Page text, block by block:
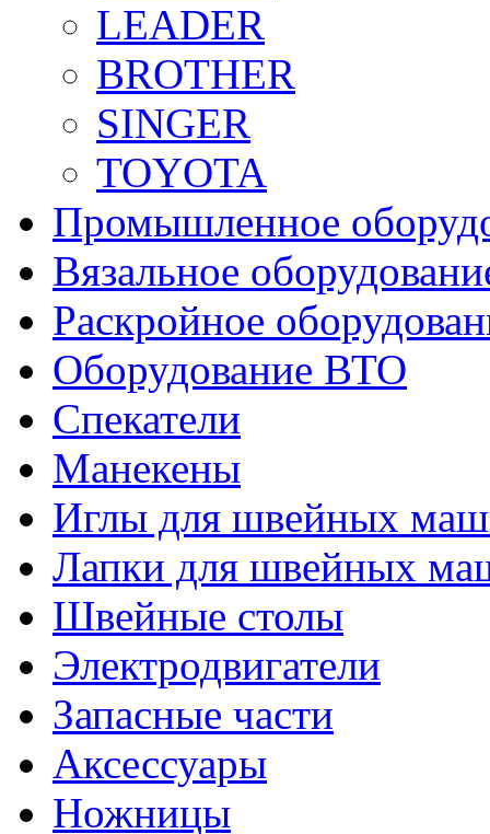
LEADER
BROTHER
SINGER
TOYOTA
Промышленное
Вязальное
Раскройное
Оборудование ВТО
Спекатели
Манекены
Иглы для швейных
Лапки для швейных
Швейные столы
Электродвигатели
Запасные части
Аксессуары
Ножницы